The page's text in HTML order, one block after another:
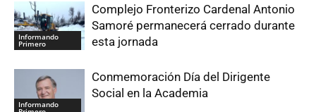
Informando
Primero
Complejo Fronterizo Cardenal Antonio
Samoré permanecerá cerrado durante
esta jornada
Informando
Conmemoración Día del Dirigente
Social en la Academia